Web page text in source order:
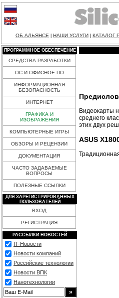
ОБ АЛЬЯНСЕ НАШИ УСЛУГИ КАТАЛОГ
ПРОГРАММНОЕ ОБЕСПЕЧЕНИЕ
СРЕДСТВА РАЗРАБОТКИ
ОС И ОФИСНОЕ ПО
ИНФОРМАЦИОННАЯ
БЕЗОПАСНОСТЬ
ИНТЕРНЕТ
ГРАФИКА И
ИЗОБРАЖЕНИЯ
КОМПЬЮТЕРНЫЕ ИГРЫ
ОБЗОРЫ И РЕЦЕНЗИИ
ДОКУМЕНТАЦИЯ
ЧАСТО ЗАДАВАЕМЫЕ
ВОПРОСЫ
ПОЛЕЗНЫЕ ССЫЛКИ
ДЛЯ ЗАРЕГИСТРИРОВАННЫХ
ПОЛЬЗОВАТЕЛЕЙ
ВХОД
РЕГИСТРАЦИЯ
РАССЫЛКИ НОВОСТЕЙ
IT-Новости
Новости компаний
Российские технологии
Новости ВПК
Нанотехнологии
Видеокарты
среднего
этих двух
ASUS